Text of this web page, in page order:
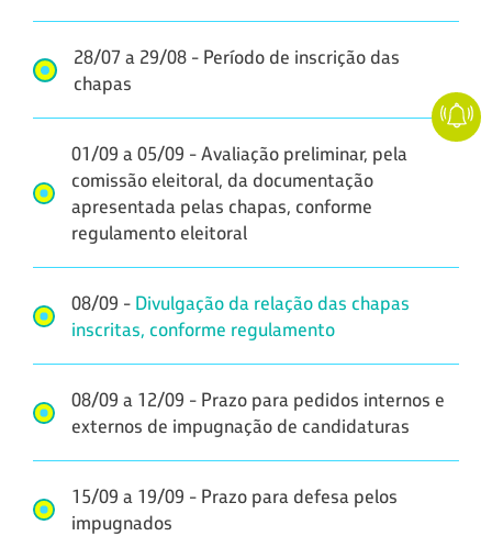
28/07 a 29/08 - Período de inscrição das
chapas
01/09 a 05/09 - Avaliação preliminar, pela
comissão eleitoral, da documentação
apresentada pelas chapas, conforme
regulamento eleitoral
08/09 - Divulgação da relação das chapas
inscritas, conforme regulamento
08/09 a 12/09 - Prazo para pedidos internos e
externos de impugnação de candidaturas
15/09 a 19/09 - Prazo para defesa pelos
impugnados